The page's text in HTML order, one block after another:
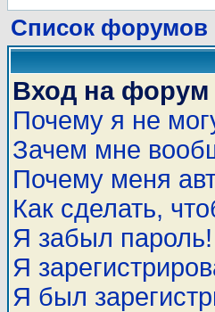
Список форумов
Вход на форум
Почему я не
Зачем мне
Почему меня
Как сделать,
Я забыл пароль!
Я
Я был